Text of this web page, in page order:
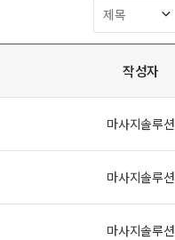
작성자
마사지솔루션
마사지솔루션
마사지솔루션